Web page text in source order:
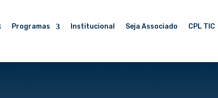
Programas Institucional Seja Associado CPL TIC